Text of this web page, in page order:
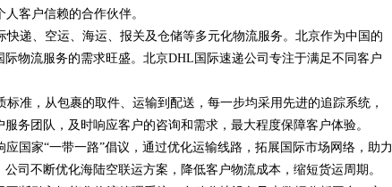
客户信赖的合作伙伴。
递、空运、海运、报关及仓储等多元化物流服务。北京作为中国的
物流服务的需求旺盛。北京DHL国际速递公司专注于满足不同客户
准，从包裹的取件、运输到配送，每一步均采用先进的追踪系统，
务团队，及时响应客户的咨询和需求，最大程度保障客户体验。
国家“一带一路”倡议，通过优化运输线路，拓展国际市场网络，助力
司不断优化海陆空联运方案，降低客户物流成本，缩短货运周期。